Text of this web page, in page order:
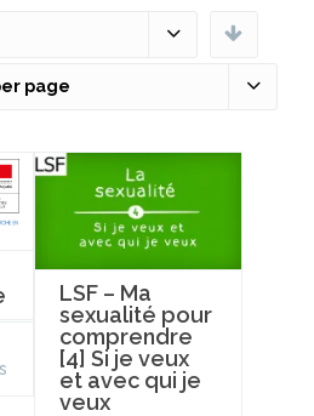
page
LSF – Ma
sexualité pour
comprendre
[4] Si je veux
et avec qui je
veux